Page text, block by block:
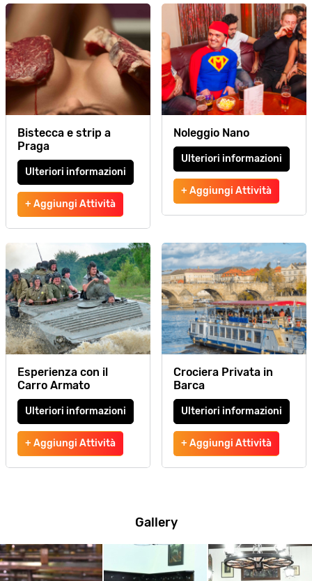
Bistecca e strip a
Praga
Ulteriori informazioni
+ Aggiungi Attività
Noleggio Nano
Ulteriori informazioni
+ Aggiungi Attività
Esperienza con il
Carro Armato
Ulteriori informazioni
+ Aggiungi Attività
Crociera Privata in
Barca
Ulteriori informazioni
+ Aggiungi Attività
Gallery